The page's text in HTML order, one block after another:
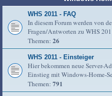
WHS 2011 - FAQ
In diesem Forum werden von
Fragen/Antworten zu WHS
Themen: 26
WHS 2011 - Einsteiger
Hier bekommen neue Server-
Einstieg mit Windows-Home-
Themen: 791